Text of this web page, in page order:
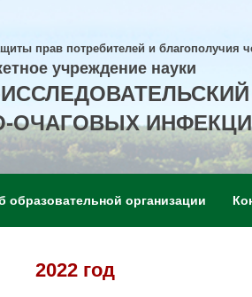
прав потребителей и благополучия
учреждение науки
ОЧАГОВЫХ
образовательной организации
2022 год